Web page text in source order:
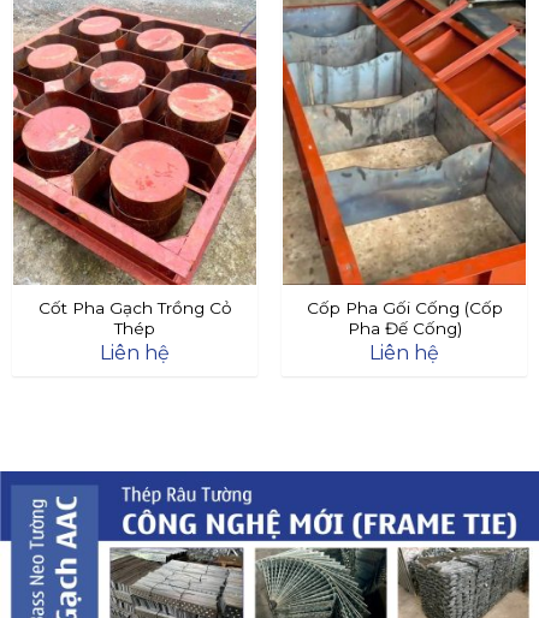
Cốt Pha Gạch Trồng Cỏ
Thép
Liên hệ
Cốp Pha Gối Cống (Cốp
Pha Đế Cống)
Liên hệ